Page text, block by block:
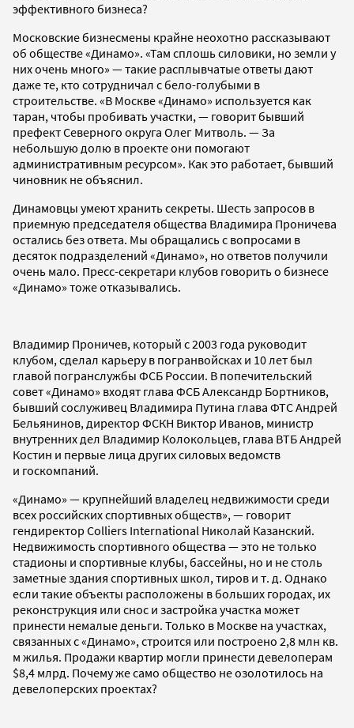
эффективного бизнеса?
Московские бизнесмены крайне неохотно рассказывают
об обществе «Динамо». «Там сплошь силовики, но земли у
них очень много» — такие расплывчатые ответы дают
даже те, кто сотрудничал с бело-голубыми в
строительстве. «В Москве «Динамо» используется как
таран, чтобы пробивать участки, — говорит бывший
префект Северного округа Олег Митволь. — За
небольшую долю в проекте они помогают
административным ресурсом». Как это работает, бывший
чиновник не объяснил.
Динамовцы умеют хранить секреты. Шесть запросов в
приемную председателя общества Владимира Проничева
остались без ответа. Мы обращались с вопросами в
десяток подразделений «Динамо», но ответов получили
очень мало. Пресс-секретари клубов говорить о бизнесе
«Динамо» тоже отказывались.
Владимир Проничев, который с 2003 года руководит
клубом, сделал карьеру в погранвойсках и 10 лет был
главой погранслужбы ФСБ России. В попечительский
совет «Динамо» входят глава ФСБ Александр Бортников,
бывший сослуживец Владимира Путина глава ФТС Андрей
Бельянинов, директор ФСКН Виктор Иванов, министр
внутренних дел Владимир Колокольцев, глава ВТБ Андрей
Костин и первые лица других силовых ведомств
и госкомпаний.
«Динамо» — крупнейший владелец недвижимости среди
всех российских спортивных обществ», — говорит
гендиректор Colliers International Николай Казанский.
Недвижимость спортивного общества — это не только
стадионы и спортивные клубы, бассейны, но и не столь
заметные здания спортивных школ, тиров и т. д. Однако
если такие объекты расположены в больших городах, их
реконструкция или снос и застройка участка может
принести немалые деньги. Только в Москве на участках,
связанных с «Динамо», строится или построено 2,8 млн кв.
м жилья. Продажи квартир могли принести девелоперам
$8,4 млрд. Почему же само общество не озолотилось на
девелоперских проектах?